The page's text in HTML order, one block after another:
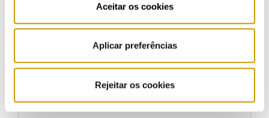
Aceitar os cookies
Aplicar preferências
Rejeitar os cookies
Boletim Indicadores Financeiros - 1.º Trimestre
14/05/2026